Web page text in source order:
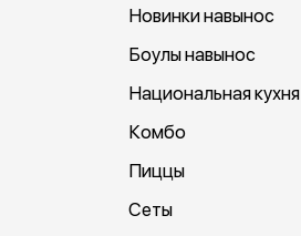
Новинки навынос
Боулы навынос
Национальная кухня
Комбо
Пиццы
Сеты